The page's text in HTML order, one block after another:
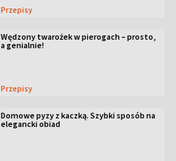
Przepisy
Wędzony twarożek w pierogach – prosto,
a genialnie!
Przepisy
Domowe pyzy z kaczką. Szybki sposób na
elegancki obiad